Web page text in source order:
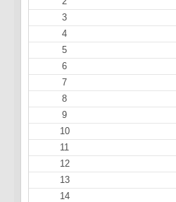
3
4
5
6
7
8
9
10
11
12
13
14